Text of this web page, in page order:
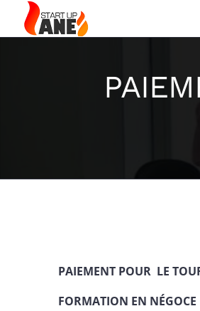
Passer
PAIEMENT POUR LE
FORMATION EN NÉGOCE